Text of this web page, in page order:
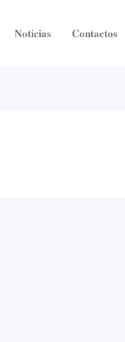
Noticias Contactos